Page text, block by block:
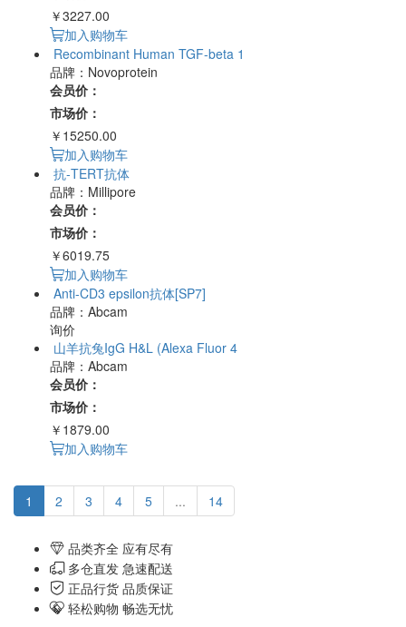
￥3227.00
加入购物车
Recombinant Human TGF-beta 1
品牌：Novoprotein
会员价：
市场价：
￥15250.00
加入购物车
抗-TERT抗体
品牌：Millipore
会员价：
市场价：
￥6019.75
加入购物车
Anti-CD3 epsilon抗体[SP7]
品牌：Abcam
询价
山羊抗兔IgG H&L (Alexa Fluor 4
品牌：Abcam
会员价：
市场价：
￥1879.00
加入购物车
1 2 3 4 5 ... 14
品类齐全 应有尽有
多仓直发 急速配送
正品行货 品质保证
轻松购物 畅选无忧